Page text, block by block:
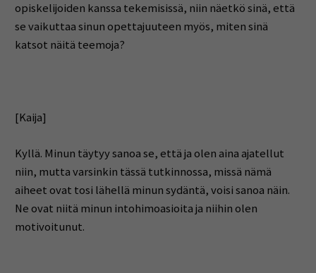
opiskelijoiden kanssa tekemisissä, niin näetkö sinä, että
se vaikuttaa sinun opettajuuteen myös, miten sinä
katsot näitä teemoja?
[Kaija]
Kyllä. Minun täytyy sanoa se, että ja olen aina ajatellut
niin, mutta varsinkin tässä tutkinnossa, missä nämä
aiheet ovat tosi lähellä minun sydäntä, voisi sanoa näin.
Ne ovat niitä minun intohimoasioita ja niihin olen
motivoitunut.